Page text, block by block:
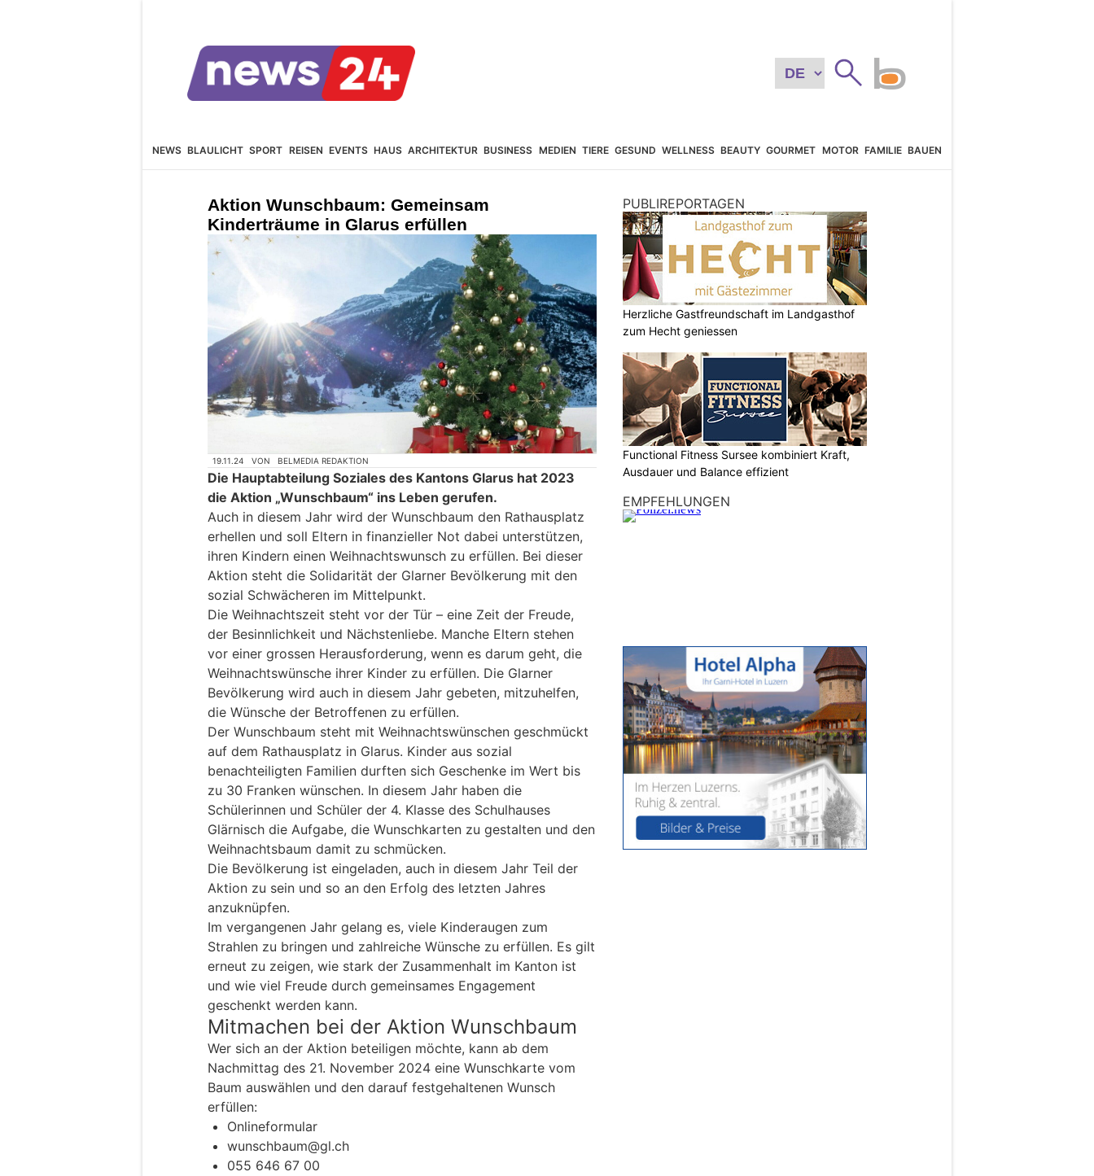
NEWS BLAULICHT SPORT REISEN EVENTS HAUS ARCHITEKTUR BUSINESS MEDIEN TIERE GESUND WELLNESS BEAUTY GOURMET MOTOR FAMILIE BAUEN
Aktion Wunschbaum: Gemeinsam
Kinderträume in Glarus erfüllen
19.11.24 VON BELMEDIA REDAKTION
Die Hauptabteilung Soziales des Kantons Glarus hat 2023
die Aktion „Wunschbaum“ ins Leben gerufen.
Auch in diesem Jahr wird der Wunschbaum den Rathausplatz
erhellen und soll Eltern in finanzieller Not dabei unterstützen,
ihren Kindern einen Weihnachtswunsch zu erfüllen. Bei dieser
Aktion steht die Solidarität der Glarner Bevölkerung mit den
sozial Schwächeren im Mittelpunkt.
Die Weihnachtszeit steht vor der Tür – eine Zeit der Freude,
der Besinnlichkeit und Nächstenliebe. Manche Eltern stehen
vor einer grossen Herausforderung, wenn es darum geht, die
Weihnachtswünsche ihrer Kinder zu erfüllen. Die Glarner
Bevölkerung wird auch in diesem Jahr gebeten, mitzuhelfen,
die Wünsche der Betroffenen zu erfüllen.
Der Wunschbaum steht mit Weihnachtswünschen geschmückt
auf dem Rathausplatz in Glarus. Kinder aus sozial
benachteiligten Familien durften sich Geschenke im Wert bis
zu 30 Franken wünschen. In diesem Jahr haben die
Schülerinnen und Schüler der 4. Klasse des Schulhauses
Glärnisch die Aufgabe, die Wunschkarten zu gestalten und den
Weihnachtsbaum damit zu schmücken.
Die Bevölkerung ist eingeladen, auch in diesem Jahr Teil der
Aktion zu sein und so an den Erfolg des letzten Jahres
anzuknüpfen.
Im vergangenen Jahr gelang es, viele Kinderaugen zum
Strahlen zu bringen und zahlreiche Wünsche zu erfüllen. Es gilt
erneut zu zeigen, wie stark der Zusammenhalt im Kanton ist
und wie viel Freude durch gemeinsames Engagement
geschenkt werden kann.
Mitmachen bei der Aktion Wunschbaum
Wer sich an der Aktion beteiligen möchte, kann ab dem
Nachmittag des 21. November 2024 eine Wunschkarte vom
Baum auswählen und den darauf festgehaltenen Wunsch
erfüllen:
Onlineformular
wunschbaum@gl.ch
055 646 67 00
PUBLIREPORTAGEN
Herzliche Gastfreundschaft im Landgasthof
zum Hecht geniessen
Functional Fitness Sursee kombiniert Kraft,
Ausdauer und Balance effizient
EMPFEHLUNGEN